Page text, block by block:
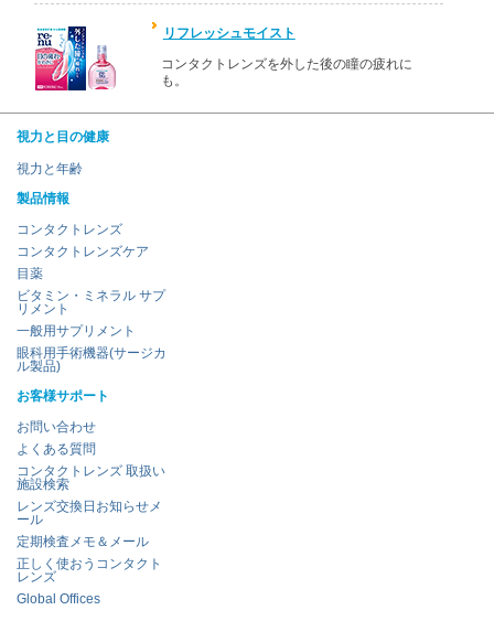
リフレッシュモイスト
コンタクトレンズを外した後の瞳の疲れに
も。
視力と目の健康
視力と年齢
製品情報
コンタクトレンズ
コンタクトレンズケア
目薬
ビタミン・ミネラル サプ
リメント
一般用サプリメント
眼科用手術機器(サージカ
ル製品)
お客様サポート
お問い合わせ
よくある質問
コンタクトレンズ 取扱い
施設検索
レンズ交換日お知らせメ
ール
定期検査メモ＆メール
正しく使おうコンタクト
レンズ
Global Offices